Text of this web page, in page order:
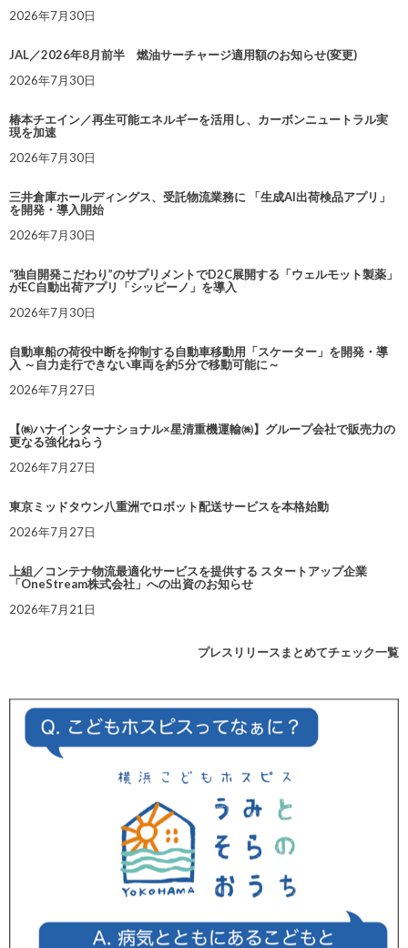
2026年7月30日
JAL／2026年8月前半 燃油サーチャージ適用額のお知らせ(変更)
2026年7月30日
椿本チエイン／再生可能エネルギーを活用し、カーボンニュートラル実
現を加速
2026年7月30日
三井倉庫ホールディングス、受託物流業務に 「生成AI出荷検品アプリ」
を開発・導入開始
2026年7月30日
“独自開発こだわり”のサプリメントでD2C展開する「ウェルモット製薬」
がEC自動出荷アプリ「シッピーノ」を導入
2026年7月30日
自動車船の荷役中断を抑制する自動車移動用「スケーター」を開発・導
入 ～自力走行できない車両を約5分で移動可能に～
2026年7月27日
【㈱ハナインターナショナル×星清重機運輸㈱】グループ会社で販売力の
更なる強化ねらう
2026年7月27日
東京ミッドタウン八重洲でロボット配送サービスを本格始動
2026年7月27日
上組／コンテナ物流最適化サービスを提供する スタートアップ企業
「OneStream株式会社」への出資のお知らせ
2026年7月21日
プレスリリースまとめてチェック一覧